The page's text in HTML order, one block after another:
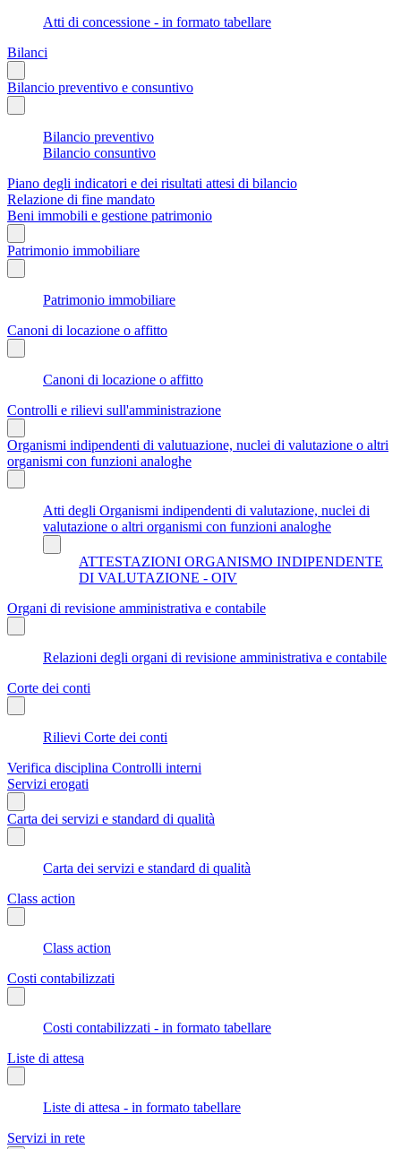
Atti di concessione - in formato tabellare
Bilanci
Bilancio preventivo e consuntivo
Bilancio preventivo
Bilancio consuntivo
Piano degli indicatori e dei risultati attesi di bilancio
Relazione di fine mandato
Beni immobili e gestione patrimonio
Patrimonio immobiliare
Patrimonio immobiliare
Canoni di locazione o affitto
Canoni di locazione o affitto
Controlli e rilievi sull'amministrazione
Organismi indipendenti di valutuazione, nuclei di valutazione o altri
organismi con funzioni analoghe
Atti degli Organismi indipendenti di valutazione, nuclei di
valutazione o altri organismi con funzioni analoghe
ATTESTAZIONI ORGANISMO INDIPENDENTE
DI VALUTAZIONE - OIV
Organi di revisione amministrativa e contabile
Relazioni degli organi di revisione amministrativa e contabile
Corte dei conti
Rilievi Corte dei conti
Verifica disciplina Controlli interni
Servizi erogati
Carta dei servizi e standard di qualità
Carta dei servizi e standard di qualità
Class action
Class action
Costi contabilizzati
Costi contabilizzati - in formato tabellare
Liste di attesa
Liste di attesa - in formato tabellare
Servizi in rete